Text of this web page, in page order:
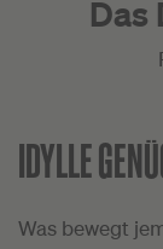
Das
IDYLLE
Was bewegt